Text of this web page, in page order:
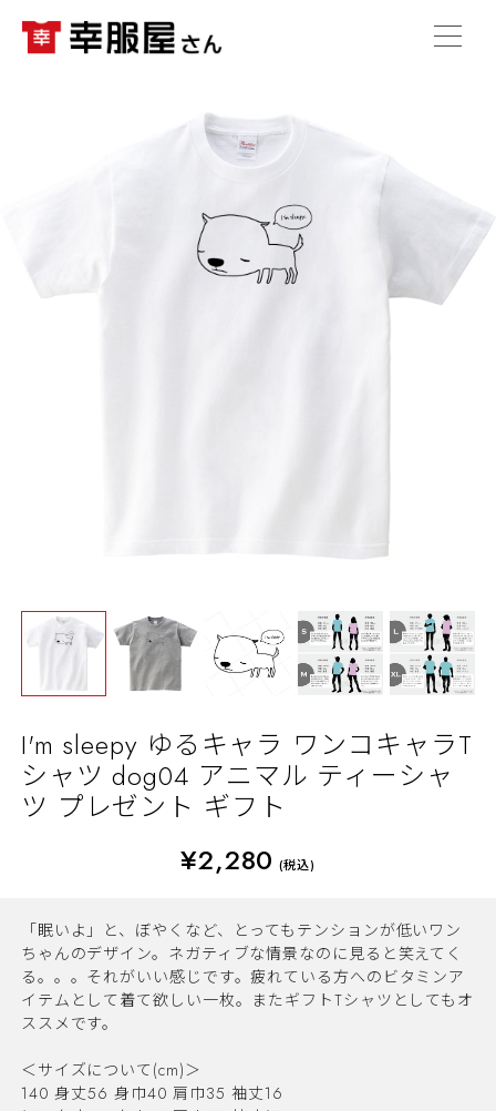
I'm sleepy ゆるキャラ ワンコキャラT
シャツ dog04 アニマル ティーシャ
ツ プレゼント ギフト
¥2,280 (税込)
「眠いよ」と、ぼやくなど、とってもテンションが低いワン
ちゃんのデザイン。ネガティブな情景なのに見ると笑えてく
る。。。それがいい感じです。疲れている方へのビタミンア
イテムとして着て欲しい一枚。またギフトTシャツとしてもオ
ススメです。
＜サイズについて(cm)＞
140 身丈56 身巾40 肩巾35 袖丈16